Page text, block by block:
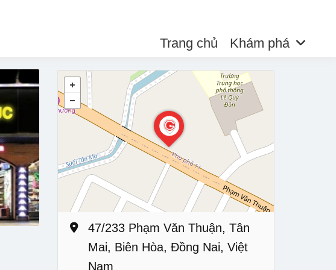
Trang chủ Khám phá
47/233 Phạm Văn Thuận, Tân
Mai, Biên Hòa, Đồng Nai, Việt
Nam